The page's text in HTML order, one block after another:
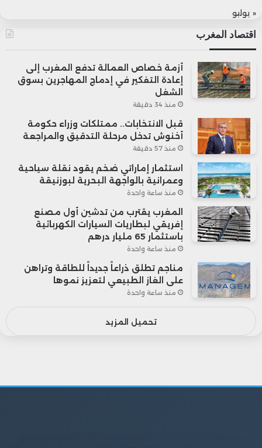
« يوليو
اقتصاد المغرب
أزمة خصاص العمالة تدفع المغرب إلى
إعادة التفكير في إدماج المهاجرين بسوق
الشغل
منذ 34 دقيقة
قبل الانتخابات.. ممتلكات وزراء حكومة
أخنوش تدخل مرحلة التدقيق والمراجعة
منذ 57 دقيقة
استثمار إماراتي ضخم يقود نقلة سياحية
وعمرانية بالواجهة البحرية لبوزنيقة
منذ ساعة واحدة
المغرب يقترب من تدشين أول مصنع
إفريقي لبطاريات السيارات الكهربائية
باستثمار 65 مليار درهم
منذ ساعة واحدة
مناجم تطلق ذراعاً جديداً للطاقة وتراهن
على الغاز الطبيعي لتعزيز نموها
منذ ساعة واحدة
تحميل المزيد